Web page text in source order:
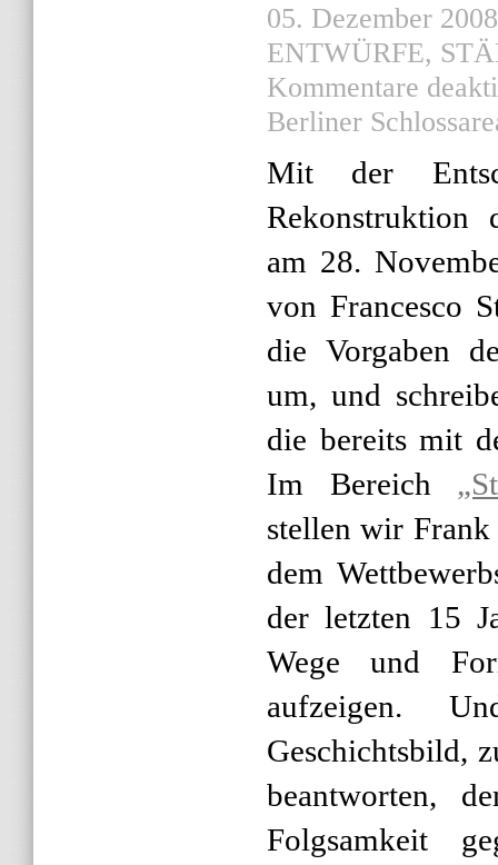
05. Dezember
ENTWÜRFE,
Kommentare
Berliner
Mit der
Rekonstruktion
am 28.
von Francesco
die Vorgaben
um, und
die bereits mit
Im Bereich
stellen wir Frank
dem
der letzten 15
Wege und
aufzeigen.
Geschichtsbild,
beantworten,
Folgsamkeit